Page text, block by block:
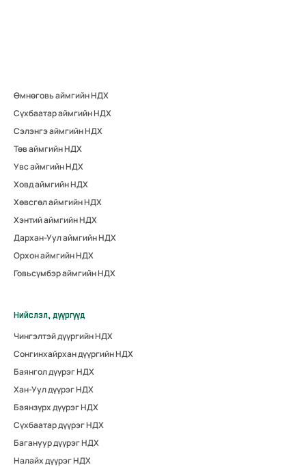
Өмнөговь аймгийн НДХ
Сүхбаатар аймгийн НДХ
Сэлэнгэ аймгийн НДХ
Төв аймгийн НДХ
Увс аймгийн НДХ
Ховд аймгийн НДХ
Хөвсгөл аймгийн НДХ
Хэнтий аймгийн НДХ
Дархан-Уул аймгийн НДХ
Орхон аймгийн НДХ
Говьсүмбэр аймгийн НДХ
Нийслэл, дүүргүүд
Чингэлтэй дүүргийн НДХ
Сонгинхайрхан дүүргийн НДХ
Баянгол дүүрэг НДХ
Хан-Уул дүүрэг НДХ
Баянзүрх дүүрэг НДХ
Сүхбаатар дүүрэг НДХ
Багануур дүүрэг НДХ
Налайх дүүрэг НДХ